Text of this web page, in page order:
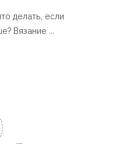
делать, если
Вязание ...